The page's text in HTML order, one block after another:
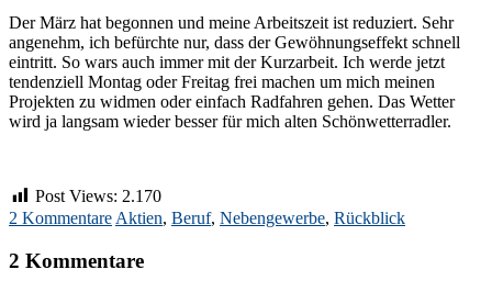
Der März hat begonnen und meine Arbeitszeit ist reduziert. Sehr
angenehm, ich befürchte nur, dass der Gewöhnungseffekt schnell
eintritt. So wars auch immer mit der Kurzarbeit. Ich werde jetzt
tendenziell Montag oder Freitag frei machen um mich meinen
Projekten zu widmen oder einfach Radfahren gehen. Das Wetter
wird ja langsam wieder besser für mich alten Schönwetterradler.
Post Views: 2.170
2 Kommentare Aktien, Beruf, Nebengewerbe, Rückblick
2 Kommentare